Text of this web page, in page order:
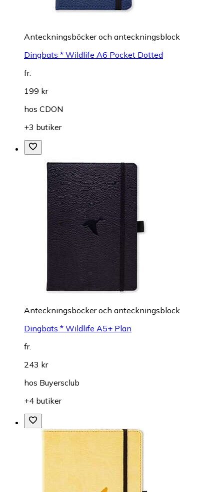
Anteckningsböcker och anteckningsblock
Dingbats * Wildlife A6 Pocket Dotted
fr.
199 kr
hos CDON
+3 butiker
Anteckningsböcker och anteckningsblock
Dingbats * Wildlife A5+ Plan
fr.
243 kr
hos Buyersclub
+4 butiker